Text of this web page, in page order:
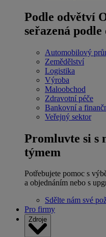
Podle odvětví
seřazená
Automobilový
Zemědělství
Logistika
Výroba
Maloobchod
Zdravotní péče
Bankovní a
Veřejný sektor
Promluvte si s
týmem
Potřebujete pomoc s
a objednáním nebo s
Sdělte nám své
Pro firmy
Zdroje